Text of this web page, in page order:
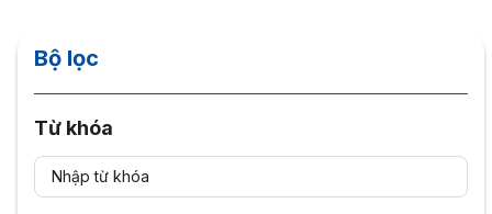
Bộ lọc
Từ khóa